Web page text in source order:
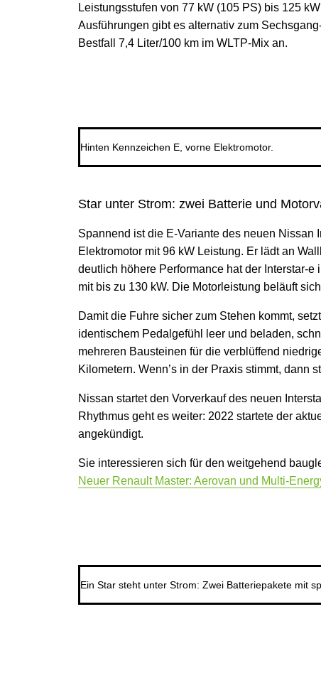
Leistungsstufen von 77 kW (105 PS) bis 125
Ausführungen gibt es alternativ zum
Bestfall 7,4 Liter/100 km im WLTP-Mix an.
Hinten Kennzeichen E, vorne Elektromotor.
Star unter Strom: zwei Batterie und
Spannend ist die E-Variante des neuen Nissan
Elektromotor mit 96 kW Leistung. Er lädt an
deutlich höhere Performance hat der Interstar-
mit bis zu 130 kW. Die Motorleistung beläuft
Damit die Fuhre sicher zum Stehen kommt,
identischem Pedalgefühl leer und beladen,
mehreren Bausteinen für die verblüffend
Kilometern. Wenn’s in der Praxis stimmt, dann
Nissan startet den Vorverkauf des neuen
Rhythmus geht es weiter: 2022 startete der
angekündigt.
Sie interessieren sich für den weitgehend
Neuer Renault Master: Aerovan und Multi-
Ein Star steht unter Strom: Zwei Batteriepakete mit